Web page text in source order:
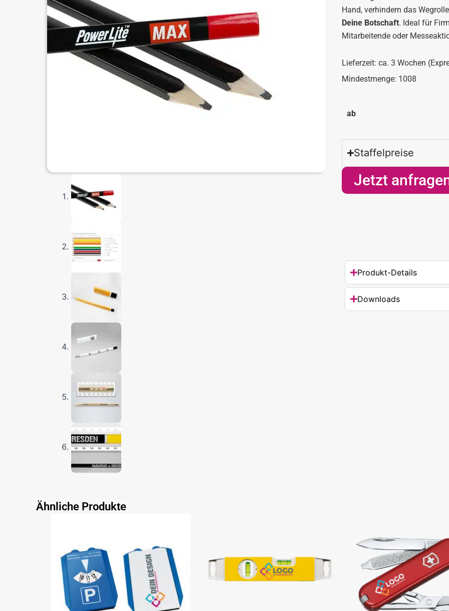
Hand, verhindern das
Deine Botschaft. Ideal für
Mitarbeitende oder
Lieferzeit: ca. 3 Wochen
Mindestmenge: 1008
ab
Staffelpreise
Jetzt
Produkt-Details
Downloads
Ähnliche Produkte